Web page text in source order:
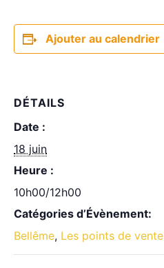
Ajouter au calendrier
DÉTAILS
Date :
18 juin
Heure :
10h00/12h00
Catégories d’Évènement:
Bellême, Les points de vente